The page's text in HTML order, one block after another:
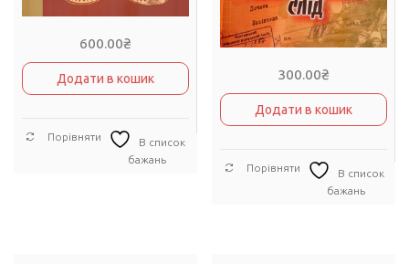
600.00₴
Додати в кошик
Порівняти
В список
бажань
300.00₴
Додати в кошик
Порівняти
В список
бажань